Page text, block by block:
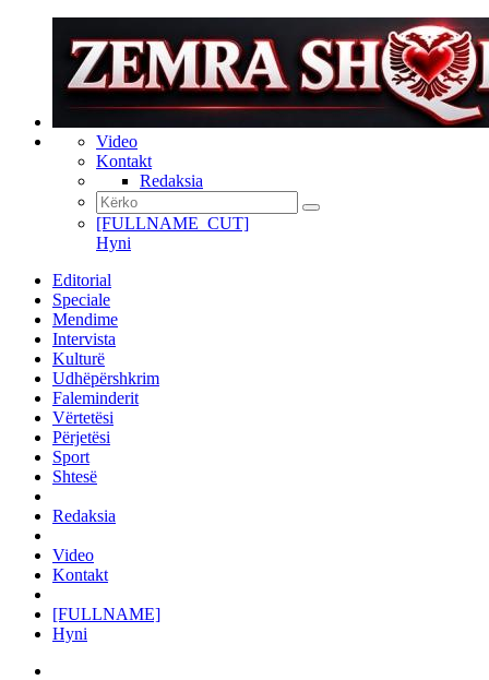
Video
Kontakt
Redaksia
[FULLNAME_CUT]
Hyni
Editorial
Speciale
Mendime
Intervista
Kulturë
Udhëpërshkrim
Faleminderit
Vërtetësi
Përjetësi
Sport
Shtesë
Redaksia
Video
Kontakt
[FULLNAME]
Hyni